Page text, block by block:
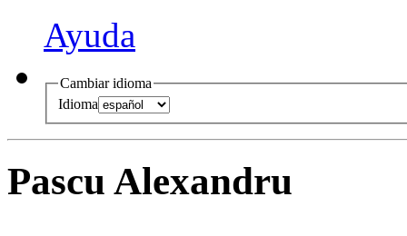
Ayuda
Cambiar idioma
Idioma
Pascu Alexandru